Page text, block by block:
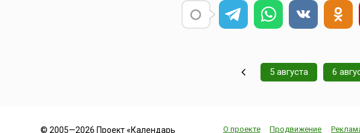
5 августа 6
© 2005—2026 Проект «Календарь О проекте Продвижение